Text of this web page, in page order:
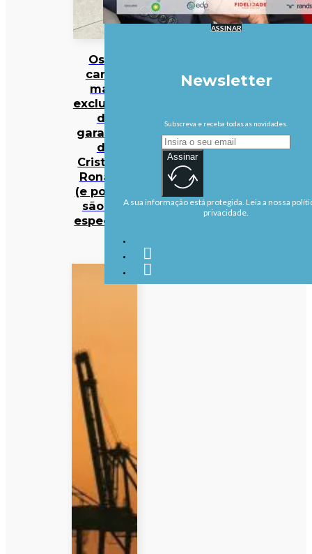
Os 10
carros
mais
exclusivos
da
garagem
de
Cristiano
Ronaldo
(e porque
são tão
especiais)
ASSINAR
Newsletter
Subscreva e receba todas as novidades.
Assinar
A sua informação está protegida. Leia a nossa
privacidade.